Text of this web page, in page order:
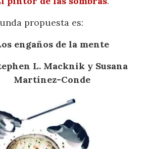
propuesta es:
engaños de la mente
L. Macknik y Susana
Martínez-Conde